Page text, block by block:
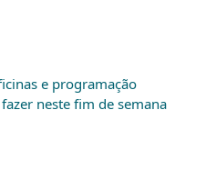
e programação
neste fim de semana